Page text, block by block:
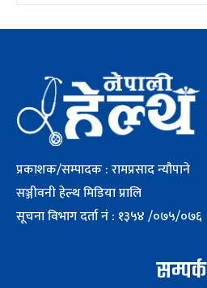
प्रकाशक/सम्पादक : रामप्रसाद न्यौपाने
सञ्जीवनी हेल्थ मिडिया प्रालि
सूचना विभाग दर्ता नं : १३५४ /०७५/०७६
सम्पर्क